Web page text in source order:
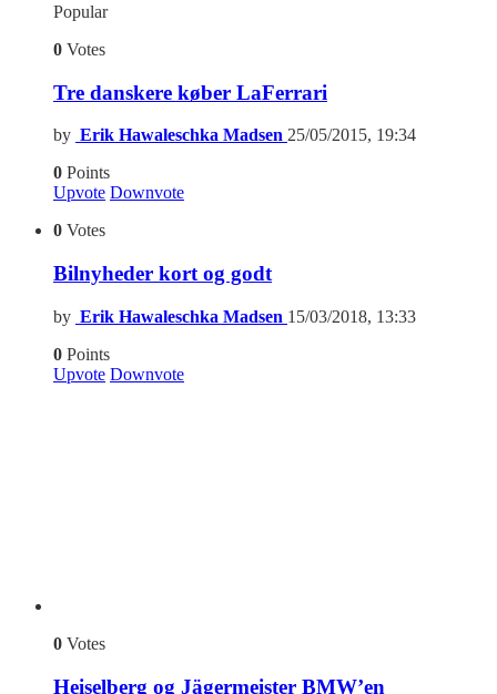
Popular
0 Votes
Tre danskere køber LaFerrari
by Erik Hawaleschka Madsen 25/05/2015, 19:34
0 Points
Upvote Downvote
0 Votes
Bilnyheder kort og godt
by Erik Hawaleschka Madsen 15/03/2018, 13:33
0 Points
Upvote Downvote
0 Votes
Heiselberg og Jägermeister BMW’en